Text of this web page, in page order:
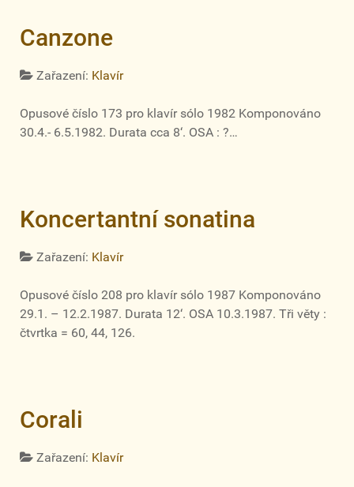
Canzone
Zařazení: Klavír
Opusové číslo 173 pro klavír sólo 1982 Komponováno
30.4.- 6.5.1982. Durata cca 8‘. OSA : ?…
Koncertantní sonatina
Zařazení: Klavír
Opusové číslo 208 pro klavír sólo 1987 Komponováno
29.1. – 12.2.1987. Durata 12‘. OSA 10.3.1987. Tři věty :
čtvrtka = 60, 44, 126.
Corali
Zařazení: Klavír